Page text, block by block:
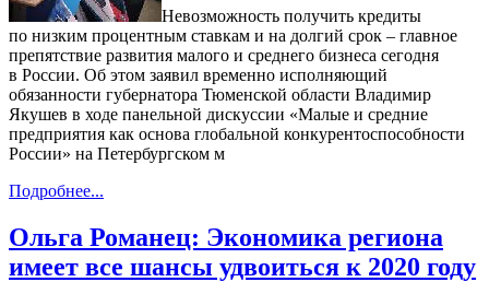
Невозможность получить кредиты
по низким процентным ставкам и на долгий срок – главное
препятствие развития малого и среднего бизнеса сегодня
в России. Об этом заявил временно исполняющий
обязанности губернатора Тюменской области Владимир
Якушев в ходе панельной дискуссии «Малые и средние
предприятия как основа глобальной конкурентоспособности
России» на Петербургском м
Подробнее...
Ольга Романец: Экономика региона
имеет все шансы удвоиться к 2020 году